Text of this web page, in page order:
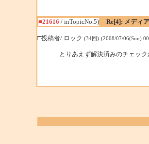
■21616 / inTopicNo.5)
Re[4]: メディ
□投稿者/ ロック (34回)-(2008/07/06(Sun)
とりあえず解決済みのチェッ